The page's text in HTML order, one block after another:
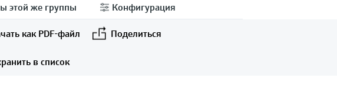
этой же группы Конфигурация
как PDF-файл Поделиться
в список